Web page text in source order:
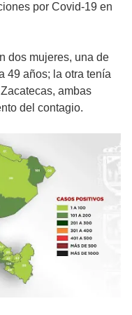
por Covid-19 en
dos mujeres, una de
49 años; la otra tenía
ambas
del contagio.